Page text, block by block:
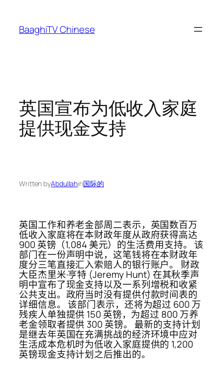
content
BaaghiTV Chinese
英国宣布为低收入家庭
提供现金支持
Written byAbdullahin国际的
英国工作和养老金部周二表示，英国数百万
低收入家庭将在本财政年度从政府获得高达
900 英镑（1,084 美元）的生活费用支持。 该
部门在一份声明中说，这笔钱将在本财政年
度分三笔直接汇入索赔人的银行账户。 财政
大臣杰里米·亨特 (Jeremy Hunt) 在其秋季声
明中宣布了现金支持以及一系列增税和收紧
公共支出。政府当时没有提供付款时间表的
详细信息。 该部门表示，还将为超过 600 万
残疾人单独提供 150 英镑，为超过 800 万养
老金领取者提供 300 英镑。 最新的支持计划
是继去年英国在充满挑战的经济环境中应对
生活成本危机时为低收入家庭提供的 1,200
英镑现金支持计划之后推出的。